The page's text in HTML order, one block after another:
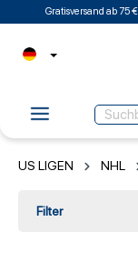
Gratisversand ab 75
US LIGEN NHL
Filter